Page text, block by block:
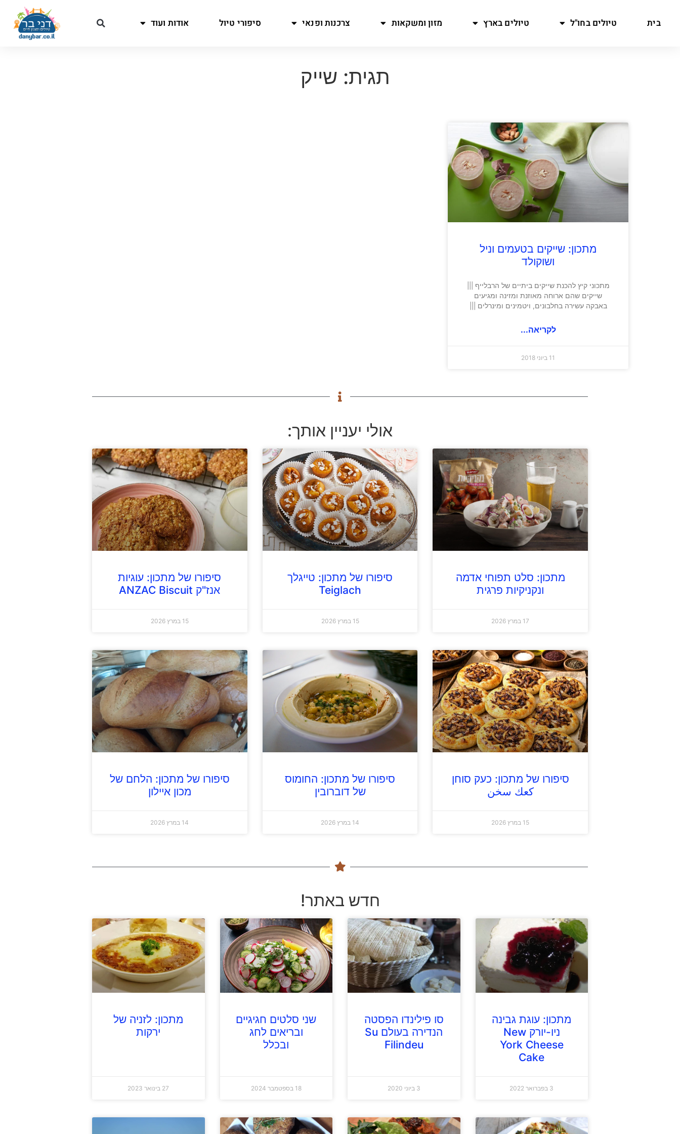
בית טיולים בחו"ל טיולים בארץ מזון ומשקאות צרכנות ופנאי סיפורי טיול אודות ועוד
תגית: שייק
מתכון: שייקים בטעמים וניל
ושוקולד
מתכוני קיץ להכנת שייקים ביתיים של הרבלייף |||
שייקים שהם ארוחה מאוזנת ומזינה ומגיעים
באבקה עשירה בחלבונים, ויטמינים ומינרלים |||
לקריאה...
11 ביוני 2018
אולי יעניין אותך:
מתכון: סלט תפוחי אדמה
ונקניקיות פרגית
17 במרץ 2026
סיפורו של מתכון: טייגלך
Teiglach
15 במרץ 2026
סיפורו של מתכון: עוגיות
אנז"ק ANZAC Biscuit
15 במרץ 2026
סיפורו של מתכון: כעק סוחן
كعك سخن
15 במרץ 2026
סיפורו של מתכון: החומוס
של דוברובין
14 במרץ 2026
סיפורו של מתכון: הלחם של
מכון איילון
14 במרץ 2026
חדש באתר!
מתכון: עוגת גבינה
ניו-יורק New
York Cheese
Cake
3 בפברואר 2022
סו פילינדו הפסטה
הנדירה בעולם Su
Filindeu
3 ביוני 2020
שני סלטים חגיגיים
ובריאים לחג
ובכלל
18 בספטמבר 2024
מתכון: לזניה של
ירקות
27 בינואר 2023